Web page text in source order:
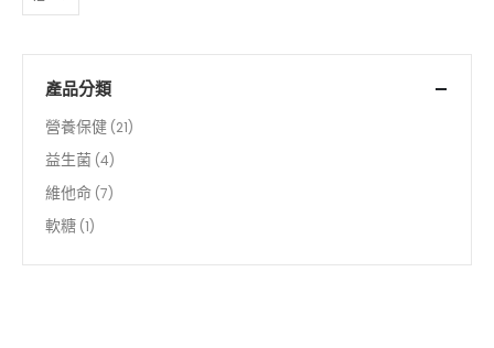
產品分類
營養保健 (21)
益生菌 (4)
維他命 (7)
軟糖 (1)